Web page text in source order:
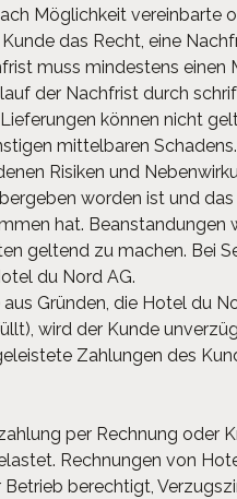
Möglichkeit vereinbarte
das Recht, eine
muss mindestens
der Nachfrist durch
können nicht
mittelbaren
Risiken und
worden ist und
hat.
geltend zu machen. Bei
du Nord AG.
Gründen, die Hotel du
wird der Kunde
Zahlungen des
per Rechnung oder
Rechnungen von
berechtigt,